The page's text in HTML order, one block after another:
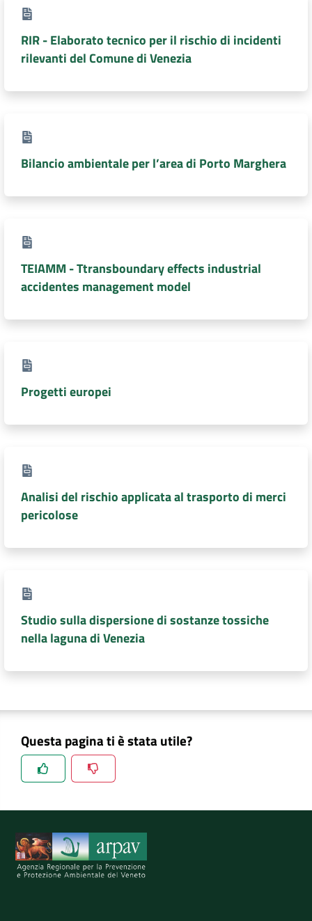
RIR - Elaborato tecnico per il rischio di incidenti
rilevanti del Comune di Venezia
Bilancio ambientale per l’area di Porto Marghera
TEIAMM - Ttransboundary effects industrial
accidentes management model
Progetti europei
Analisi del rischio applicata al trasporto di merci
pericolose
Studio sulla dispersione di sostanze tossiche
nella laguna di Venezia
Questa pagina ti è stata utile?
Spiegaci perchè, e aiutaci a migliorare il servizio